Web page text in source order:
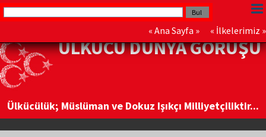
« Ana Sayfa » « İlkelerimiz »
ÜLKÜCÜ DÜNYA GÖRÜŞÜ
Ülkücülük; Müslüman ve Dokuz Işıkçı Milliyetçiliktir...